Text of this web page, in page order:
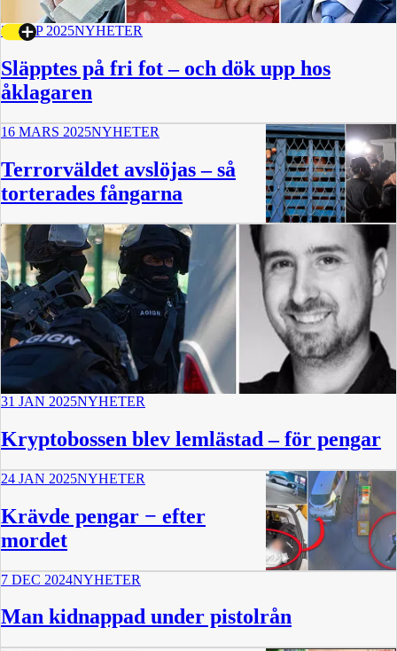
30 SEP 2025NYHETER
Släpptes på fri fot – och dök upp hos
åklagaren
16 MARS 2025NYHETER
Terrorväldet avslöjas – så
torterades fångarna
31 JAN 2025NYHETER
Kryptobossen blev lemlästad – för pengar
24 JAN 2025NYHETER
Krävde pengar − efter
mordet
7 DEC 2024NYHETER
Man kidnappad under pistolrån